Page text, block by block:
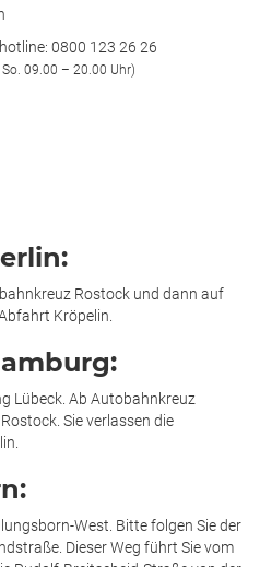
0800 123 26 26
09.00 – 20.00 Uhr)
Rostock und dann auf
Kröpelin.
Lübeck. Ab Autobahnkreuz
Sie verlassen die
West. Bitte folgen Sie der
Dieser Weg führt Sie vom